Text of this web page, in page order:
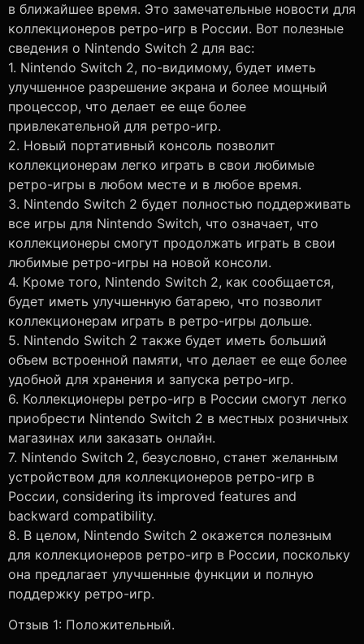
в ближайшее время. Это замечательные новости для
коллекционеров ретро-игр в России. Вот полезные
сведения о Nintendo Switch 2 для вас:
1. Nintendo Switch 2, по-видимому, будет иметь
улучшенное разрешение экрана и более мощный
процессор, что делает ее еще более
привлекательной для ретро-игр.
2. Новый портативный консоль позволит
коллекционерам легко играть в свои любимые
ретро-игры в любом месте и в любое время.
3. Nintendo Switch 2 будет полностью поддерживать
все игры для Nintendo Switch, что означает, что
коллекционеры смогут продолжать играть в свои
любимые ретро-игры на новой консоли.
4. Кроме того, Nintendo Switch 2, как сообщается,
будет иметь улучшенную батарею, что позволит
коллекционерам играть в ретро-игры дольше.
5. Nintendo Switch 2 также будет иметь больший
объем встроенной памяти, что делает ее еще более
удобной для хранения и запуска ретро-игр.
6. Коллекционеры ретро-игр в России смогут легко
приобрести Nintendo Switch 2 в местных розничных
магазинах или заказать онлайн.
7. Nintendo Switch 2, безусловно, станет желанным
устройством для коллекционеров ретро-игр в
России, considering its improved features and
backward compatibility.
8. В целом, Nintendo Switch 2 окажется полезным
для коллекционеров ретро-игр в России, поскольку
она предлагает улучшенные функции и полную
поддержку ретро-игр.
Отзыв 1: Положительный.